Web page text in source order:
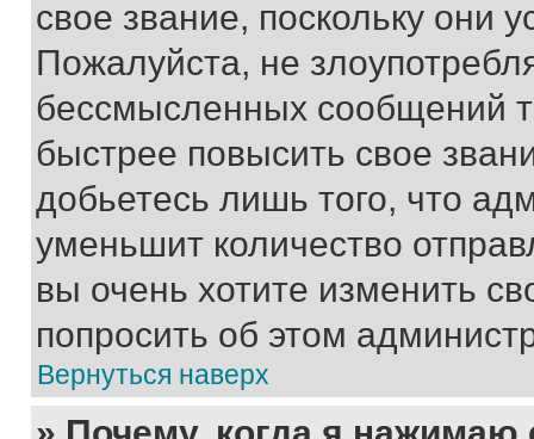
свое звание, поскольку они
Пожалуйста, не
бессмысленных сообщений
быстрее повысить свое
добьетесь лишь того, что
уменьшит количество
вы очень хотите изменить
попросить об этом
Вернуться наверх